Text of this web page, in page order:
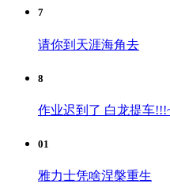
7
请你到天涯海角去
8
作业迟到了 白龙提车
01
雅力士凭啥涅槃重生